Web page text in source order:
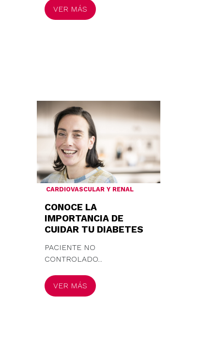
VER MÁS
CARDIOVASCULAR Y RENAL
CONOCE LA
IMPORTANCIA DE
CUIDAR TU DIABETES
PACIENTE NO
CONTROLADO...
VER MÁS